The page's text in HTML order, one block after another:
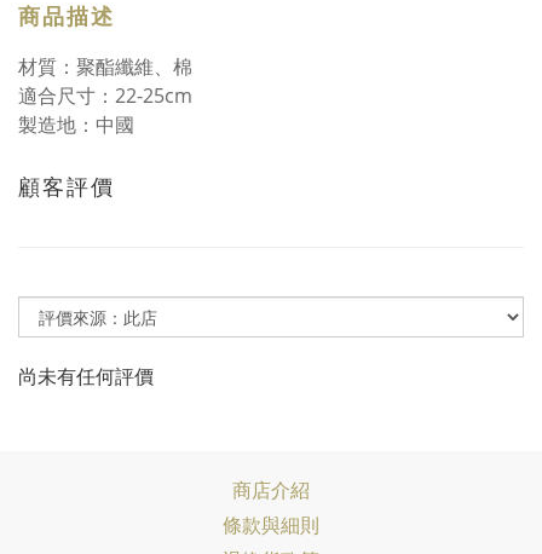
商品描述
材質：聚酯纖維、棉
適合尺寸：22-25cm
製造地：中國
顧客評價
尚未有任何評價
商店介紹
條款與細則